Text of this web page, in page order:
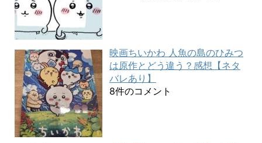
映画ちいかわ 人魚の島のひみつ
は原作とどう違う？感想【ネタ
バレあり】
8件のコメント